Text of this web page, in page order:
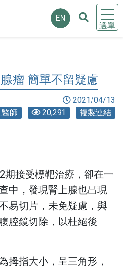
選單
EN
瘤 簡單不留疑慮
2021/04/13
師
20,291 複製連結
期接受標靶治療，卻在一
中，發現腎上腺也出現
易切片，未免疑慮，與
腔鏡切除，以杜絕後
拇指大小，呈三角形，